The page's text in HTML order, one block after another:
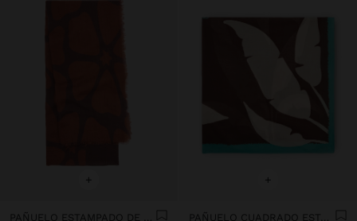
+
PAÑUELO ESTAMPADO DE LANA Y ALGODÓN
+
PAÑUELO CUADRADO ESTAMPADO 100% ALGODÓN